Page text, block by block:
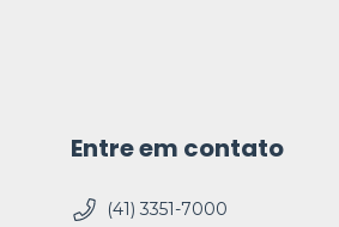
Entre em contato
(41) 3351-7000